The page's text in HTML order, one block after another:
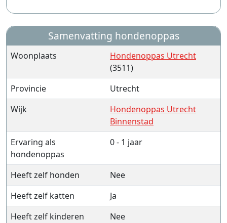
Samenvatting hondenoppas
Woonplaats
Hondenoppas Utrecht
(3511)
Provincie
Utrecht
Wijk
Hondenoppas Utrecht
Binnenstad
Ervaring als
hondenoppas
0 - 1 jaar
Heeft zelf honden
Nee
Heeft zelf katten
Ja
Heeft zelf kinderen
Nee